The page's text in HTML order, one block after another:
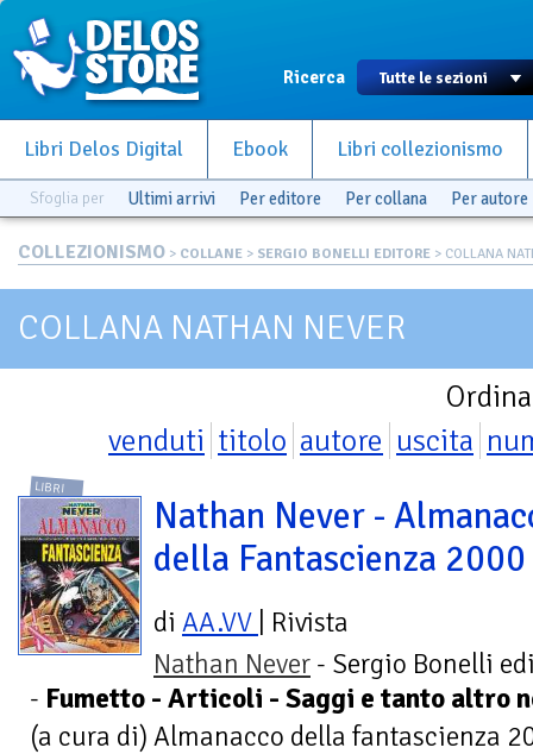
Ricerca
Libri Delos Digital Ebook Libri collezionismo
Sfoglia per Ultimi arrivi Per editore Per collana Per autore
COLLEZIONISMO > COLLANE > SERGIO BONELLI EDITORE > COLLANA
COLLANA NATHAN NEVER
venduti titolo autore uscita
LIBRI
Nathan Never -
della Fantascienza 2000
di AA.VV
| Rivista
Nathan Never - Sergio Bonelli
- Fumetto - Articoli - Saggi e tanto altro
(a cura di) Almanacco della fantascienza